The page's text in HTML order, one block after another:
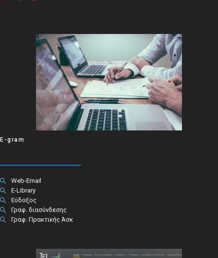
E-gram
Web-Email
E-Library
Εύδοξος
Γραφ. διασύνδεσης
Γραφ. Πρακτικής Άσκ